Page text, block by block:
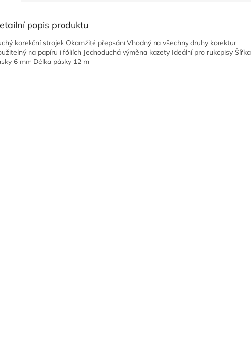
popis produktu
korekční strojek Okamžité přepsání Vhodný na všechny druhy korektur
na papíru i fóliích Jednoduchá výměna kazety Ideální pro rukopisy Šířka
6 mm Délka pásky 12 m